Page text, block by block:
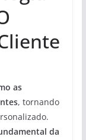
as
, tornando
da